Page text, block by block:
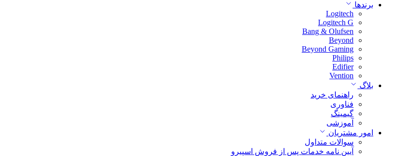
برندها
Logitech
Logitech G
Bang & Olufsen
Beyond
Beyond Gaming
Philips
Edifier
Vention
بلاگ
راهنمای خرید
فناوری
گیمینگ
آموزشی
امور مشتریان
سوالات متداول
آیین نامه خدمات پس از فروش اسپیرو